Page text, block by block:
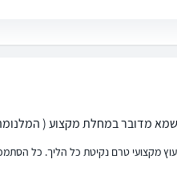
שמא מדובר במחלת מקצוע (
מקצועי טרם נקיטת כל הליך. כל